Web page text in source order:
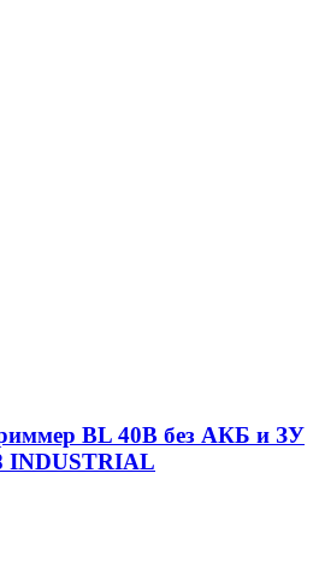
BL 40В без АКБ и ЗУ
INDUSTRIAL